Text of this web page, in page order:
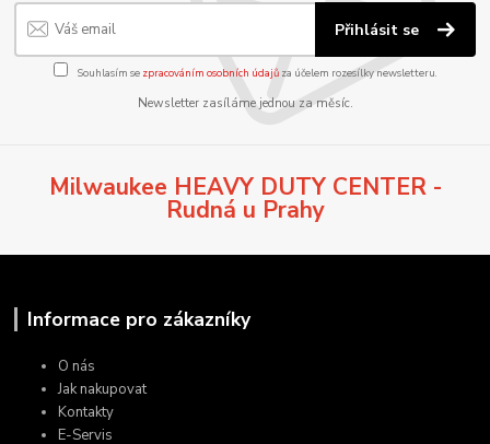
Přihlásit se
Souhlasím se zpracováním osobních údajůza účelem rozesílky newsletteru.
Newsletter zasíláme jednou za měsíc.
Milwaukee HEAVY DUTY CENTER -
Rudná u Prahy
Informace pro zákazníky
O nás
Jak nakupovat
Kontakty
E-Servis